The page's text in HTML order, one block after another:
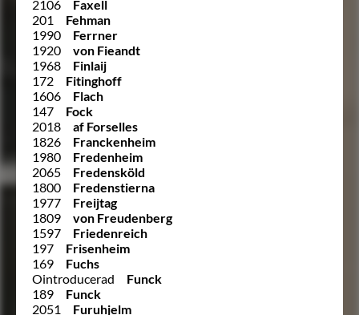
2106
Faxell
201
Fehman
1990
Ferrner
1920
von Fieandt
1968
Finlaij
172
Fitinghoff
1606
Flach
147
Fock
2018
af Forselles
1826
Franckenheim
1980
Fredenheim
2065
Fredensköld
1800
Fredenstierna
1977
Freijtag
1809
von Freudenberg
1597
Friedenreich
197
Frisenheim
169
Fuchs
Ointroducerad
Funck
189
Funck
2051
Furuhjelm